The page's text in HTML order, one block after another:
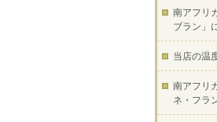
南アフリ
ブラン」
当店の温
南アフリ
ネ・フラ